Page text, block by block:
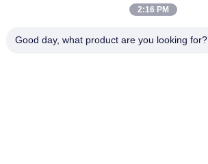
Schnelle Kontaktaufnahme
Anschrift
2:16 PM
Good day, what product are you looking for?